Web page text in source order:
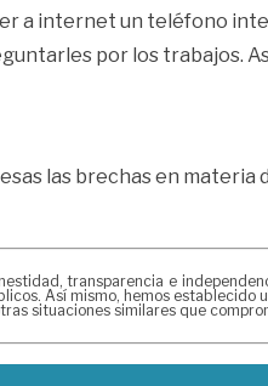
a internet un teléfono
por los trabajos.
las brechas en materia
transparencia e
Así mismo, hemos establecido
situaciones similares que